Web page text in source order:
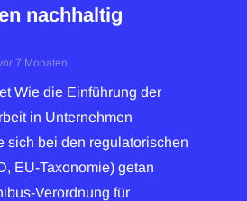
nachhaltig
7 Monaten
Wie die Einführung der
in Unternehmen
sich bei den regulatorischen
EU-Taxonomie) getan
Verordnung für